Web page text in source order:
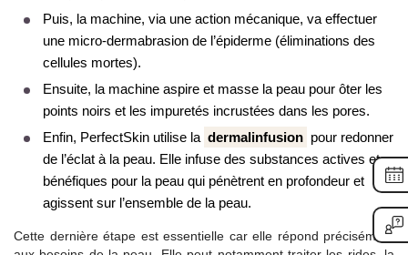
Puis, la machine, via une action mécanique, va effectuer
une micro-dermabrasion de l’épiderme (éliminations des
cellules mortes).
Ensuite, la machine aspire et masse la peau pour ôter les
points noirs et les impuretés incrustées dans les pores.
Enfin, PerfectSkin utilise la dermalinfusion pour redonner
de l’éclat à la peau. Elle infuse des substances actives et
bénéfiques pour la peau qui pénètrent en profondeur et
agissent sur l’ensemble de la peau.
Cette dernière étape est essentielle car elle répond précisément